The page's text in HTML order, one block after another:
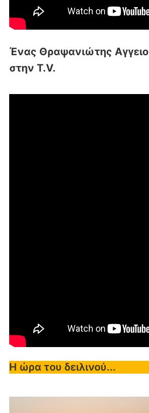
Ένας Θραψανιώτης
στην T.V.
Η ώρα του δειλινού...